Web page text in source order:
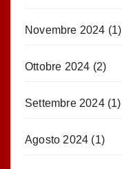
Novembre 2024 (1)
Ottobre 2024 (2)
Settembre 2024(1)
Agosto 2024 (1)